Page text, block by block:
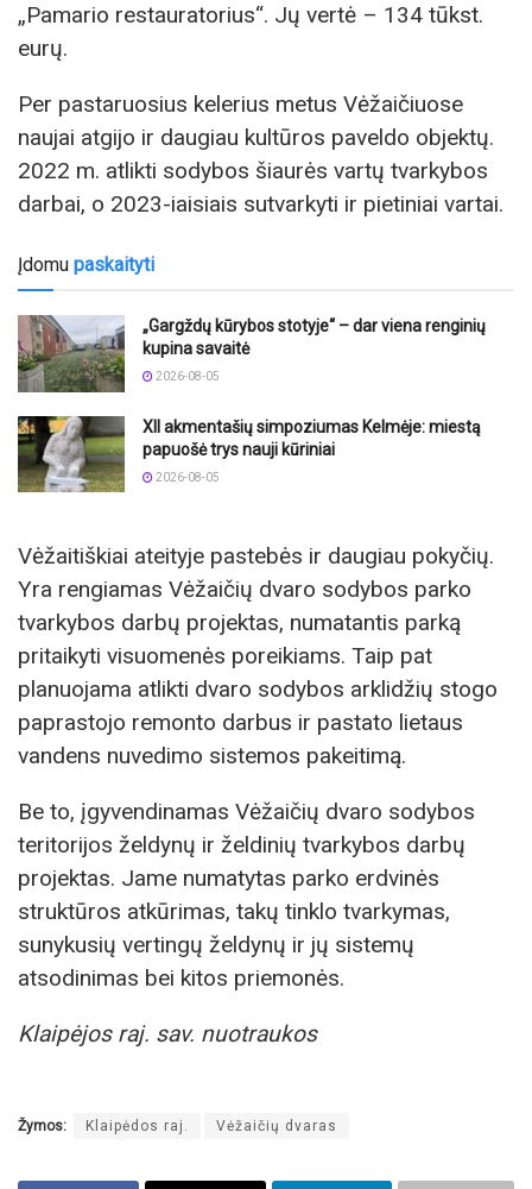
„Pamario restauratorius“. Jų vertė – 134 tūkst.
eurų.
Per pastaruosius kelerius metus Vėžaičiuose
naujai atgijo ir daugiau kultūros paveldo objektų.
2022 m. atlikti sodybos šiaurės vartų tvarkybos
darbai, o 2023-iaisiais sutvarkyti ir pietiniai vartai.
Įdomu paskaityti
„Gargždų kūrybos stotyje“ – dar viena renginių
kupina savaitė
2026-08-05
XII akmentašių simpoziumas Kelmėje: miestą
papuošė trys nauji kūriniai
2026-08-05
Vėžaitiškiai ateityje pastebės ir daugiau pokyčių.
Yra rengiamas Vėžaičių dvaro sodybos parko
tvarkybos darbų projektas, numatantis parką
pritaikyti visuomenės poreikiams. Taip pat
planuojama atlikti dvaro sodybos arklidžių stogo
paprastojo remonto darbus ir pastato lietaus
vandens nuvedimo sistemos pakeitimą.
Be to, įgyvendinamas Vėžaičių dvaro sodybos
teritorijos želdynų ir želdinių tvarkybos darbų
projektas. Jame numatytas parko erdvinės
struktūros atkūrimas, takų tinklo tvarkymas,
sunykusių vertingų želdynų ir jų sistemų
atsodinimas bei kitos priemonės.
Klaipėjos raj. sav. nuotraukos
Žymos: Klaipėdos raj. Vėžaičių dvaras